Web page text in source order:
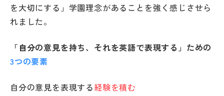
を大切にする」学園理念があることを強く感じさせら
れました。
「自分の意見を持ち、それを英語で表現する」ための
3つの要素
自分の意見を表現する経験を積む